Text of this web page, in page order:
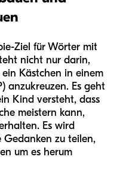
Ziel für Wörter mit
nicht nur darin,
Kästchen in einem
anzukreuzen. Es geht
Kind versteht, dass
meistern kann,
Es wird
Gedanken zu teilen,
um es herum